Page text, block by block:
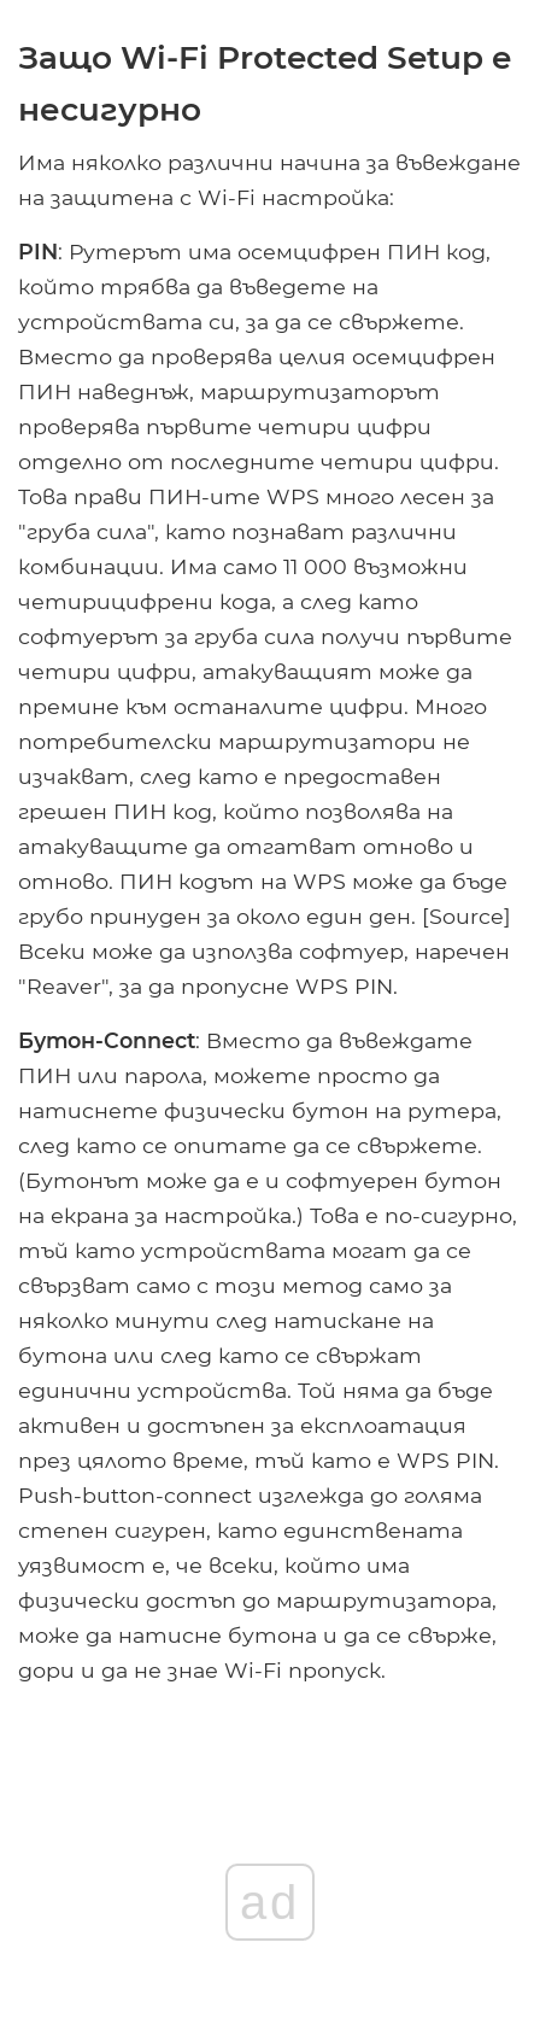
Защо Wi-Fi Protected Setup е
несигурно
Има няколко различни начина за въвеждане
на защитена с Wi-Fi настройка:
PIN: Рутерът има осемцифрен ПИН код,
който трябва да въведете на
устройствата си, за да се свържете.
Вместо да проверява целия осемцифрен
ПИН наведнъж, маршрутизаторът
проверява първите четири цифри
отделно от последните четири цифри.
Това прави ПИН-ите WPS много лесен за
"груба сила", като познават различни
комбинации. Има само 11 000 възможни
четирицифрени кода, а след като
софтуерът за груба сила получи първите
четири цифри, атакуващият може да
премине към останалите цифри. Много
потребителски маршрутизатори не
изчакват, след като е предоставен
грешен ПИН код, който позволява на
атакуващите да отгатват отново и
отново. ПИН кодът на WPS може да бъде
грубо принуден за около един ден. [Source]
Всеки може да използва софтуер, наречен
"Reaver", за да пропусне WPS PIN.
Бутон-Connect: Вместо да въвеждате
ПИН или парола, можете просто да
натиснете физически бутон на рутера,
след като се опитате да се свържете.
(Бутонът може да е и софтуерен бутон
на екрана за настройка.) Това е по-сигурно,
тъй като устройствата могат да се
свързват само с този метод само за
няколко минути след натискане на
бутона или след като се свържат
единични устройства. Той няма да бъде
активен и достъпен за експлоатация
през цялото време, тъй като е WPS PIN.
Push-button-connect изглежда до голяма
степен сигурен, като единствената
уязвимост е, че всеки, който има
физически достъп до маршрутизатора,
може да натисне бутона и да се свърже,
дори и да не знае Wi-Fi пропуск.
ad